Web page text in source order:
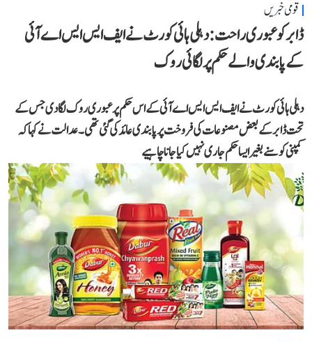
قومی خبریں
ڈابر کو عبوری راحت: دہلی ہائی کورٹ نے ایف ایس ایس اے آئی
کے پابندی والے حکم پر لگائی روک
دہلی ہائی کورٹ نے ایف ایس ایس اے آئی کے اس حکم پر عبوری روک لگا دی جس کے
تحت ڈابر کے بعض مصنوعات کی فروخت پر پابندی عائد کی گئی تھی۔ عدالت نے کہا کہ
کمپنی کو سنے بغیر ایسا حکم جاری نہیں کیا جانا چاہیے